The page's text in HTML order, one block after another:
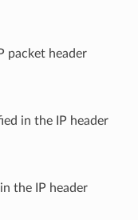
packet header
in the IP header
the IP header